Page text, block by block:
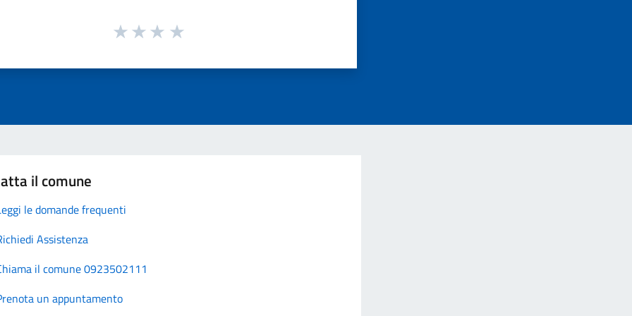
il comune
le domande frequenti
Assistenza
il comune 0923502111
un appuntamento